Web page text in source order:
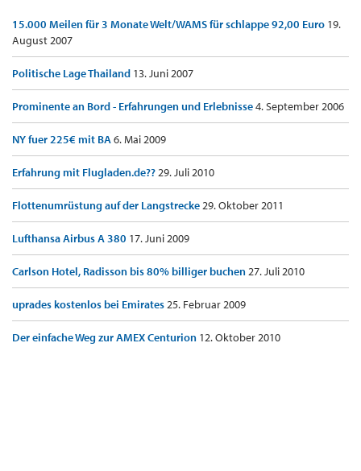
15.000 Meilen für 3 Monate Welt/WAMS für schlappe 92,00 Euro 19.
August 2007
Politische Lage Thailand 13. Juni 2007
Prominente an Bord - Erfahrungen und Erlebnisse4. September 2006
NY fuer 225€ mit BA6. Mai 2009
Erfahrung mit Flugladen.de??29. Juli 2010
Flottenumrüstung auf der Langstrecke29. Oktober 2011
Lufthansa Airbus A 380 17. Juni 2009
Carlson Hotel, Radisson bis 80% billiger buchen27. Juli 2010
uprades kostenlos bei Emirates25. Februar 2009
Der einfache Weg zur AMEX Centurion 12. Oktober 2010